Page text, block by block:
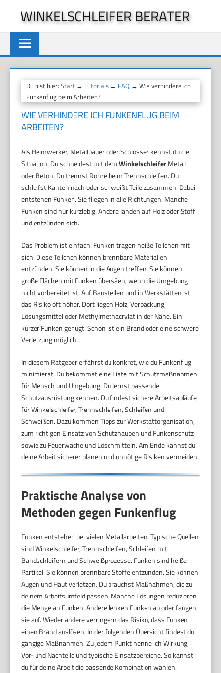
springen
WINKELSCHLEIFER BERATER
Du bist hier:Start →Tutorials → FAQ → Wie verhindere ich
Funkenflug beim Arbeiten?
WIE VERHINDERE ICH FUNKENFLUG BEIM
ARBEITEN?
Als Heimwerker, Metallbauer oder Schlosser kennst du die
Situation. Du schneidest mit demWinkelschleiferMetall
oder Beton. Du trennst Rohre beim Trennschleifen. Du
schleifst Kanten nach oder schweißt Teile zusammen. Dabei
entstehen Funken. Sie fliegen in alle Richtungen. Manche
Funken sind nur kurzlebig. Andere landen auf Holz oder Stoff
und entzünden sich.
Das Problem ist einfach. Funken tragen heiße Teilchen mit
sich. Diese Teilchen können brennbare Materialien
entzünden. Sie können in die Augen treffen. Sie können
große Flächen mit Funken übersäen, wenn die Umgebung
nicht vorbereitet ist. Auf Baustellen und in Werkstätten ist
das Risiko oft höher. Dort liegen Holz, Verpackung,
Lösungsmittel oder Methylmethacrylat in der Nähe. Ein
kurzer Funken genügt. Schon ist ein Brand oder eine schwere
Verletzung möglich.
In diesem Ratgeber erfährst du konkret, wie du Funkenflug
minimierst. Du bekommst eine Liste mit Schutzmaßnahmen
für Mensch und Umgebung. Du lernst passende
Schutzausrüstung kennen. Du findest sichere Arbeitsabläufe
für Winkelschleifer, Trennschleifen, Schleifen und
Schweißen. Dazu kommen Tipps zur Werkstattorganisation,
zum richtigen Einsatz von Schutzhauben und Funkenschutz
sowie zu Feuerwache und Löschmitteln. Am Ende kannst du
deine Arbeit sicherer planen und unnötige Risiken vermeiden.
Praktische Analyse von
Methoden gegen Funkenflug
Funken entstehen bei vielen Metallarbeiten. Typische Quellen
sind Winkelschleifer, Trennschleifen, Schleifen mit
Bandschleifern und Schweißprozesse. Funken sind heiße
Partikel. Sie können brennbare Stoffe entzünden. Sie können
Augen und Haut verletzen. Du brauchst Maßnahmen, die zu
deinem Arbeitsumfeld passen. Manche Lösungen reduzieren
die Menge an Funken. Andere lenken Funken ab oder fangen
sie auf. Wieder andere verringern das Risiko, dass Funken
einen Brand auslösen. In der folgenden Übersicht findest du
gängige Maßnahmen. Zu jedem Punkt nenne ich Wirkung,
Vor- und Nachteile und typische Einsatzbereiche. So kannst
du für deine Arbeit die passende Kombination wählen.